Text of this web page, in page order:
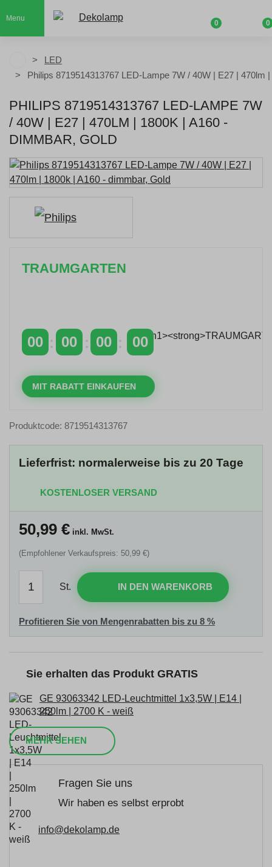
Menu
0 0
LED
Philips 8719514313767 LED-Lampe 7W / 40W | E27 | 470lm
PHILIPS 8719514313767 LED-LAMPE 7W
/ 40W | E27 | 470LM | 1800K | A160 -
DIMMBAR, GOLD
TRAUMGARTEN
00 00 00 00
MIT RABATT EINKAUFEN
Produktcode: 8719514313767
Lieferfrist: normalerweise bis zu 20 Tage
KOSTENLOSER VERSAND
50,99 € inkl. MwSt.
(Empfohlener Verkaufspreis: 50,99 €)
St. IN DEN WARENKORB
Profitieren Sie von Mengenrabatten bis zu 8 %
Sie erhalten das Produkt GRATIS
GE 93063342 LED-Leuchtmittel 1x3,5W | E14 |
250lm | 2700 K - weiß
MEHR SEHEN
Fragen Sie uns
Wir haben es selbst erprobt
info@dekolamp.de